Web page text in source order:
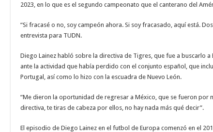
2023, en lo que es el segundo campeonato que el canterano del
“Si fracasé o no, soy campeón ahora. Si soy fracasado, aquí está.
entrevista para TUDN.
Diego Lainez habló sobre la directiva de Tigres, que fue a buscarlo
ante la actividad que había perdido con el conjunto español, que
Portugal, así como lo hizo con la escuadra de Nuevo León.
“Me dieron la oportunidad de regresar a México, que se fueron por
directiva, te tiras de cabeza por ellos, no hay nada más qué decir”.
El episodio de Diego Lainez en el futbol de Europa comenzó en el